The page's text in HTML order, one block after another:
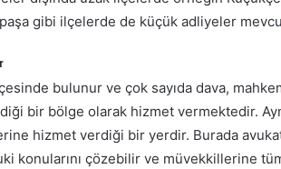
gibi ilçelerde de küçük adliyeler
bulunur ve çok sayıda dava,
bir bölge olarak hizmet vermektedir.
hizmet verdiği bir yerdir. Burada
konularını çözebilir ve müvekkillerine